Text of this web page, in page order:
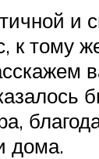
и
к тому
дома.